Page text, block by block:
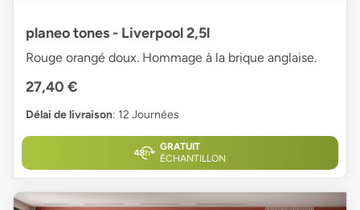
planeo tones - Liverpool 2,5l
Rouge orangé doux. Hommage à la brique anglaise.
27,40 €
Délai de livraison: 12 Journées
GRATUIT
ÉCHANTILLON